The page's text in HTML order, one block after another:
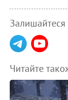
Залишайтеся
Читайте